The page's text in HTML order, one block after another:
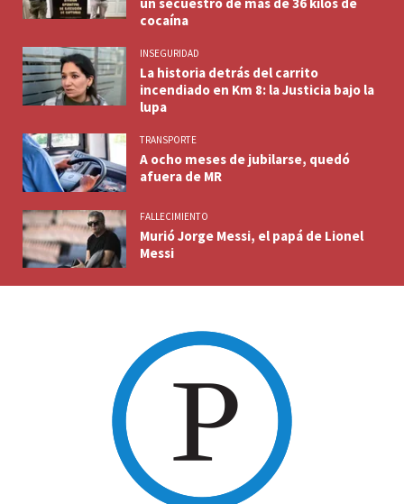
cocaína
INSEGURIDAD
La historia detrás del carrito
incendiado en Km 8: la Justicia bajo la
lupa
TRANSPORTE
A ocho meses de jubilarse, quedó
afuera de MR
FALLECIMIENTO
Murió Jorge Messi, el papá de Lionel
Messi